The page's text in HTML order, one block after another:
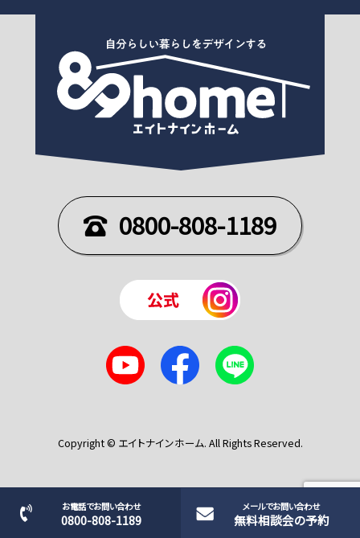
0800-808-1189
Copyright © エイトナインホーム. All Rights Reserved.
お電話でお問い合わせ
0800-808-1189
メールでお問い合わせ
無料相談会の予約